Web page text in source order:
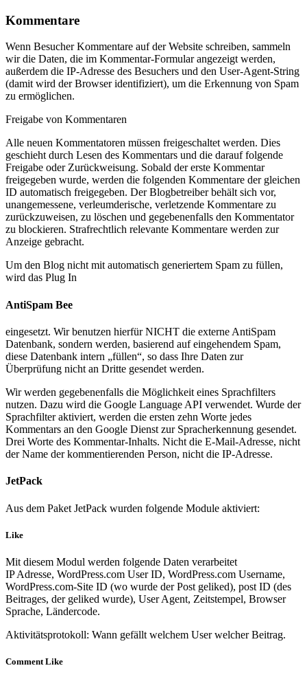
Kommentare
Wenn Besucher Kommentare auf der Website schreiben, sammeln
wir die Daten, die im Kommentar-Formular angezeigt werden,
außerdem die IP-Adresse des Besuchers und den User-Agent-String
(damit wird der Browser identifiziert), um die Erkennung von Spam
zu ermöglichen.
Freigabe von Kommentaren
Alle neuen Kommentatoren müssen freigeschaltet werden. Dies
geschieht durch Lesen des Kommentars und die darauf folgende
Freigabe oder Zurückweisung. Sobald der erste Kommentar
freigegeben wurde, werden die folgenden Kommentare der gleichen
ID automatisch freigegeben. Der Blogbetreiber behält sich vor,
unangemessene, verleumderische, verletzende Kommentare zu
zurückzuweisen, zu löschen und gegebenenfalls den Kommentator
zu blockieren. Strafrechtlich relevante Kommentare werden zur
Anzeige gebracht.
Um den Blog nicht mit automatisch generiertem Spam zu füllen,
wird das Plug In
AntiSpam Bee
eingesetzt. Wir benutzen hierfür NICHT die externe AntiSpam
Datenbank, sondern werden, basierend auf eingehendem Spam,
diese Datenbank intern „füllen“, so dass Ihre Daten zur
Überprüfung nicht an Dritte gesendet werden.
Wir werden gegebenenfalls die Möglichkeit eines Sprachfilters
nutzen. Dazu wird die Google Language API verwendet. Wurde der
Sprachfilter aktiviert, werden die ersten zehn Worte jedes
Kommentars an den Google Dienst zur Spracherkennung gesendet.
Drei Worte des Kommentar-Inhalts. Nicht die E-Mail-Adresse, nicht
der Name der kommentierenden Person, nicht die IP-Adresse.
JetPack
Aus dem Paket JetPack wurden folgende Module aktiviert:
Like
Mit diesem Modul werden folgende Daten verarbeitet
IP Adresse, WordPress.com User ID, WordPress.com Username,
WordPress.com-Site ID (wo wurde der Post geliked), post ID (des
Beitrages, der geliked wurde), User Agent, Zeitstempel, Browser
Sprache, Ländercode.
Aktivitätsprotokoll: Wann gefällt welchem User welcher Beitrag.
Comment Like